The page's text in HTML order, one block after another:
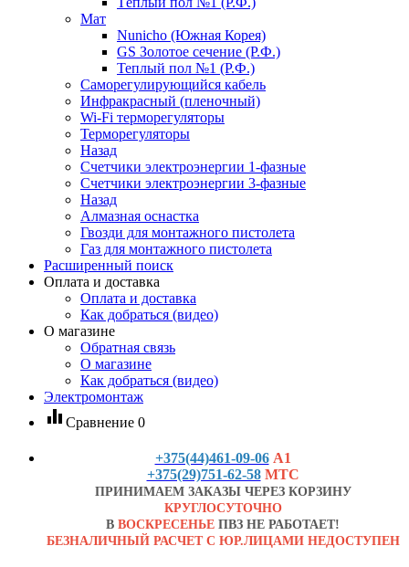
Мат
Nunicho (Южная Корея)
GS Золотое сечение (Р.Ф.)
Теплый пол №1 (Р.Ф.)
Саморегулирующийся кабель
Инфракрасный (пленочный)
Wi-Fi терморегуляторы
Терморегуляторы
Назад
Счетчики электроэнергии 1-фазные
Счетчики электроэнергии 3-фазные
Назад
Алмазная оснастка
Гвозди для монтажного пистолета
Газ для монтажного пистолета
Расширенный поиск
Оплата и доставка
Оплата и доставка
Как добраться (видео)
О магазине
Обратная связь
О магазине
Как добраться (видео)
Электромонтаж
equalizer Сравнение 0
+375(44)461-09-06 А1
+375(29)751-62-58 МТС
ПРИНИМАЕМ ЗАКАЗЫ ЧЕРЕЗ КОРЗИНУ
КРУГЛОСУТОЧНО
В ВОСКРЕСЕНЬЕ ПВЗ НЕ РАБОТАЕТ!
БЕЗНАЛИЧНЫЙ РАСЧЕТ С ЮР.ЛИЦАМИ НЕДОСТУПЕН